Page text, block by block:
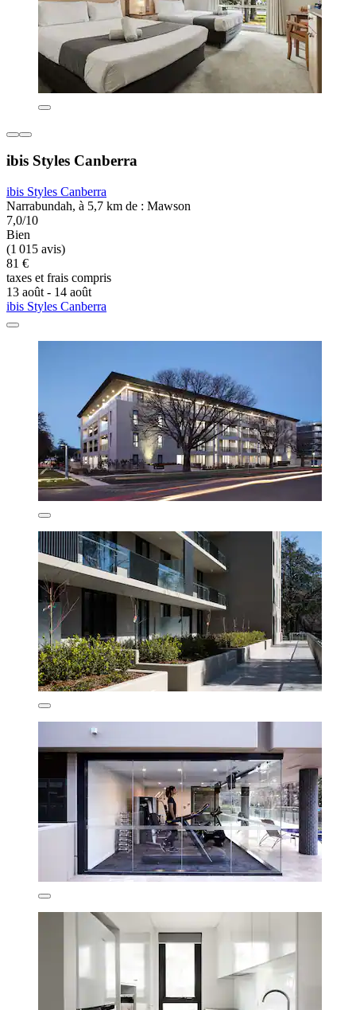
ibis Styles Canberra
ibis Styles Canberra
Narrabundah, à 5,7 km de : Mawson
7,0/10
Bien
(1 015 avis)
81 €
taxes et frais compris
13 août - 14 août
ibis Styles Canberra